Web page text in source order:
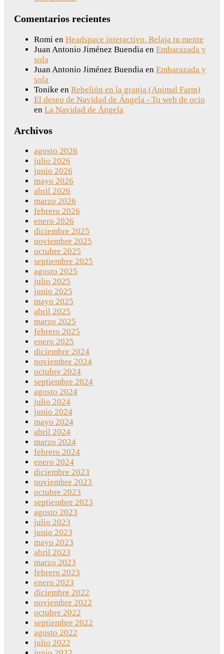
Comentarios recientes
Romi en Headspace interactivo. Relaja tu mente
Juan Antonio Jiménez Buendia en Embarazada y
sola
Juan Antonio Jiménez Buendia en Embarazada y
sola
Tonike en Rebelión en la granja (Animal Farm)
El deseo de Navidad de Ángela - Tu web de ocio
en La Navidad de Ángela
Archivos
agosto 2026
julio 2026
junio 2026
mayo 2026
abril 2026
marzo 2026
febrero 2026
enero 2026
diciembre 2025
noviembre 2025
octubre 2025
septiembre 2025
agosto 2025
julio 2025
junio 2025
mayo 2025
abril 2025
marzo 2025
febrero 2025
enero 2025
diciembre 2024
noviembre 2024
octubre 2024
septiembre 2024
agosto 2024
julio 2024
junio 2024
mayo 2024
abril 2024
marzo 2024
febrero 2024
enero 2024
diciembre 2023
noviembre 2023
octubre 2023
septiembre 2023
agosto 2023
julio 2023
junio 2023
mayo 2023
abril 2023
marzo 2023
febrero 2023
enero 2023
diciembre 2022
noviembre 2022
octubre 2022
septiembre 2022
agosto 2022
julio 2022